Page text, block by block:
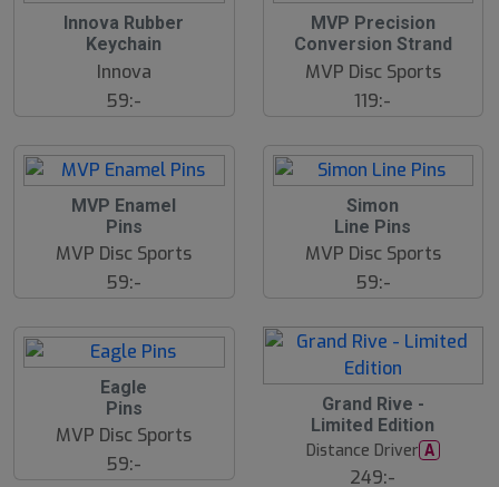
Innova Rubber
Keychain
Innova
59:-
MVP Precision
Conversion Strand
MVP Disc Sports
119:-
MVP Enamel
Pins
MVP Disc Sports
59:-
Simon
Line Pins
MVP Disc Sports
59:-
Eagle
Pins
MVP Disc Sports
59:-
Grand Rive -
Limited Edition
Distance Driver A
249:-